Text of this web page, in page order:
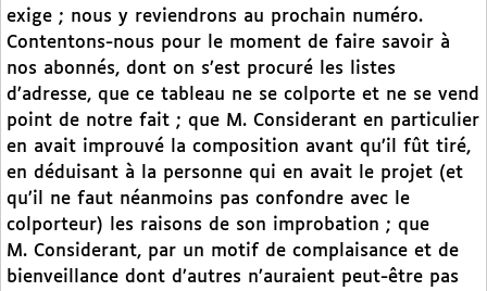
exige ; nous y reviendrons au prochain numéro.
Contentons-nous pour le moment de faire savoir à
nos abonnés, dont on s’est procuré les listes
d’adresse, que ce tableau ne se colporte et ne se vend
point de notre fait ; que M. Considerant en particulier
en avait improuvé la composition avant qu’il fût tiré,
en déduisant à la personne qui en avait le projet (et
qu’il ne faut néanmoins pas confondre avec le
colporteur) les raisons de son improbation ; que
M. Considerant, par un motif de complaisance et de
bienveillance dont d’autres n’auraient peut-être pas